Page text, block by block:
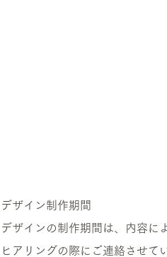
デザイン制作期間
デザインの制作期間は、内容に
ヒアリングの際にご連絡させて